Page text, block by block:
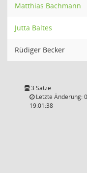
Matthias Bachmann
Jutta Baltes
Rüdiger Becker
3 Sätze
Letzte Änderung:
19:01:38